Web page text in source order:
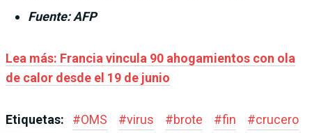
Fuente: AFP
Lea más: Francia vincula 90 ahogamientos con ola
de calor desde el 19 de junio
Etiquetas: #OMS #virus #brote #fin #crucero